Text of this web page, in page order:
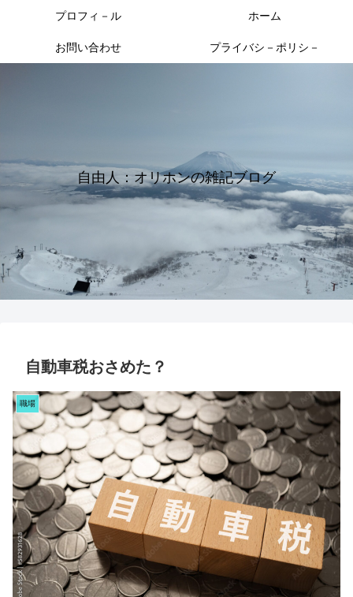
自由人：オリホンの雑記ブログ
プロフィ－ル ホーム
お問い合わせ プライバシ－ポリシ－
自動車税おさめた？
職場